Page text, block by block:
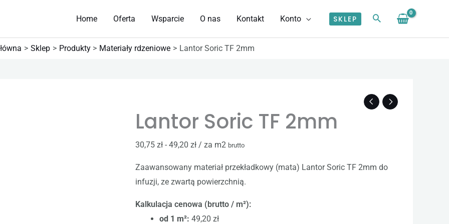
Home Oferta Wsparcie O nas Kontakt Konto SKLEP
Sklep Produkty Materiały rdzeniowe Lantor Soric TF 2mm
Lantor Soric TF 2mm
30,75 zł- 49,20 zł/ za m2 brutto
Zaawansowany materiał przekładkowy (mata) Lantor Soric TF 2mm do
infuzji, ze zwartą powierzchnią.
Kalkulacja cenowa (brutto / m²):
od 1 m²: 49,20 zł
Soric
TF
2mm